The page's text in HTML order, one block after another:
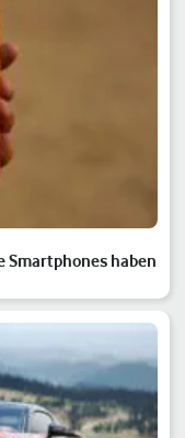
Smartphones haben